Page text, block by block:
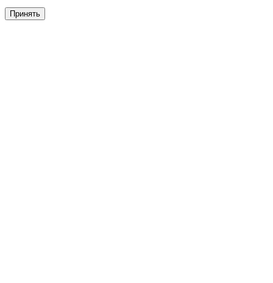
Принять